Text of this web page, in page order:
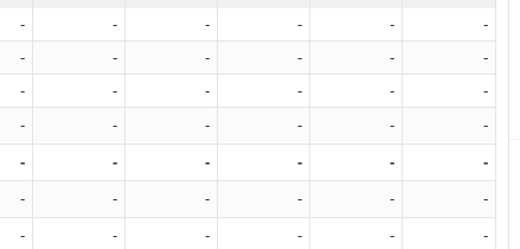
- - - - -
-
- - - - -
-
- - - - -
-
- - - - - -
- - - - - -
- - - - - -
- - - - - -